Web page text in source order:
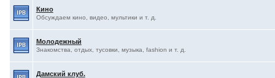
Кино
Обсуждаем кино, видео, мультики и т. д.
Молодежный
Знакомства, отдых, тусовки, музыка, fashion и т. д.
Дамский клуб.